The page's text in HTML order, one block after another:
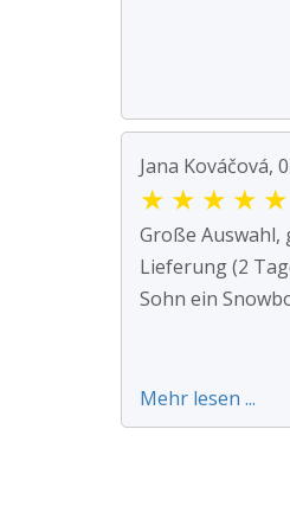
Jana Kováčová,
★ ★ ★ ★ ★
Große Auswahl,
Lieferung (2
Sohn ein
Mehr lesen ...